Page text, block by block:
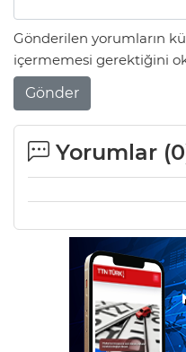
Gönderilen yorumların
içermemesi gerektiğini
Gönder
Yorumlar (0